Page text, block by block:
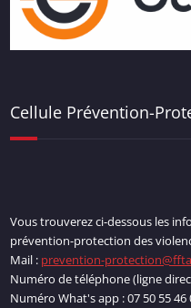
Cellule Prévention-
Vous trouverez ci-dessous les
prévention-protection des
Mail : prevention-
Numéro de téléphone (ligne
Numéro What's app : 07 50 55 46